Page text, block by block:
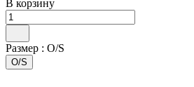
В корзину
Размер : O/S
O/S